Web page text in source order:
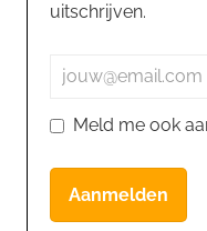
uitschrijven.
Meld me ook
Aanmelden